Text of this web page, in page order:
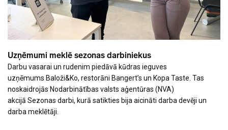
Uzņēmumi meklē sezonas darbiniekus
Darbu vasarai un rudenim piedāvā kūdras ieguves
uzņēmums Baloži&Ko, restorāni Bangert’s un Kopa Taste. Tas
noskaidrojās Nodarbinātības valsts aģentūras (NVA)
akcijā Sezonas darbi, kurā satikties bija aicināti darba devēji un
darba meklētāji.